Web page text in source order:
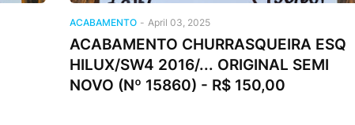
ACABAMENTO - April 03, 2025
ACABAMENTO CHURRASQUEIRA ESQ
HILUX/SW4 2016/... ORIGINAL SEMI
NOVO (Nº 15860) - R$ 150,00